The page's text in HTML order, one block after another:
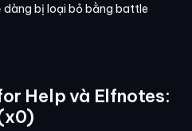
dàng bị loại bỏ bằng battle
Help và Elfnotes: